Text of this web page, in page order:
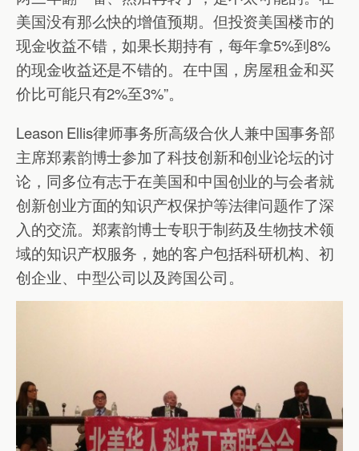
美国没有那么快的增值预期。但投资美国楼市的
现金收益不错，如果长期持有，每年拿5%到8%
的现金收益还是不错的。在中国，房屋租金和买
价比可能只有2%至3%”。
Leason Ellis律师事务所高级合伙人兼中国事务部
主席郑素韵博士参加了科技创新和创业论坛的讨
论，同多位有志于在美国和中国创业的与会者就
创新创业方面的知识产权保护等法律问题作了深
入的交流。郑素韵博士专职于制药及生物技术领
域的知识产权服务，她的客户包括科研机构、初
创企业、中型公司以及跨国公司。